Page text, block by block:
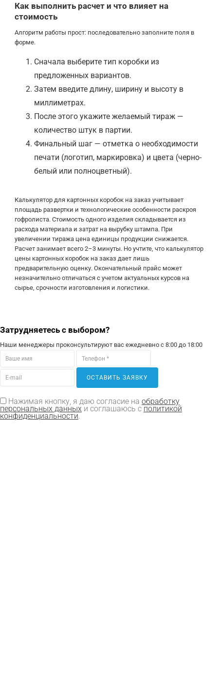
Как выполнить расчет и что влияет на
стоимость
Алгоритм работы прост: последовательно заполните поля в
форме.
Сначала выберите тип коробки из
предложенных вариантов.
Затем введите длину, ширину и высоту в
миллиметрах.
После этого укажите желаемый тираж —
количество штук в партии.
Финальный шаг — отметка о необходимости
печати (логотип, маркировка) и цвета (черно-
белый или полноцветный).
Калькулятор для картонных коробок на заказ учитывает
площадь развертки и технологические особенности раскроя
гофролиста. Стоимость одного изделия складывается из
расхода материала и затрат на вырубку штампа. При
увеличении тиража цена единицы продукции снижается.
Расчет занимает всего 2–3 минуты. Но учтите, что калькулятор
цены картонных коробок на заказ дает лишь
предварительную оценку. Окончательный прайс может
незначительно отличаться с учетом актуальных курсов на
сырье, срочности изготовления и логистики.
Затрудняетесь с выбором?
Наши менеджеры проконсультируют вас ежедневно с 8:00 до 18:00
ОСТАВИТЬ ЗАЯВКУ
Нажимая кнопку, я даю согласие на обработку
персональных данных и соглашаюсь с политикой
конфиденциальности